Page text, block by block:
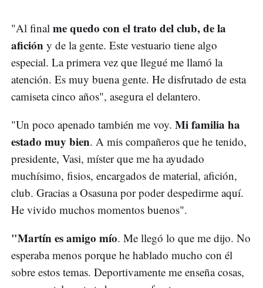
"Al final me quedo con el trato del club, de la
afición y de la gente. Este vestuario tiene algo
especial. La primera vez que llegué me llamó la
atención. Es muy buena gente. He disfrutado de esta
camiseta cinco años", asegura el delantero.
"Un poco apenado también me voy. Mi familia ha
estado muy bien. A mis compañeros que he tenido,
presidente, Vasi, míster que me ha ayudado
muchísimo, fisios, encargados de material, afición,
club. Gracias a Osasuna por poder despedirme aquí.
He vivido muchos momentos buenos".
"Martín es amigo mío. Me llegó lo que me dijo. No
esperaba menos porque he hablado mucho con él
sobre estos temas. Deportivamente me enseña cosas,